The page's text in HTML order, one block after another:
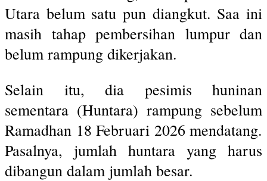
Utara belum satu pun diangkut. Saa ini
masih tahap pembersihan lumpur dan
belum rampung dikerjakan.
Selain itu, dia pesimis huninan
sementara (Huntara) rampung sebelum
Ramadhan 18 Februari 2026 mendatang.
Pasalnya, jumlah huntara yang harus
dibangun dalam jumlah besar.